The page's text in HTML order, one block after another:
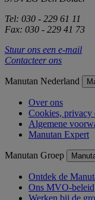
Tel: 030 - 229 61 11
Fax: 030 - 229 41 73
Stuur ons een e-mail
Contacteer ons
Manutan Nederland
Over ons
Cookies, privacy
Algemene
Manutan Expert
Manutan Groep
Ontdek de
Ons MVO-beleid